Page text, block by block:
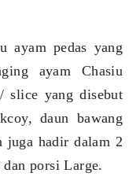
ayam pedas yang
ayam Chasiu
slice yang disebut
daun bawang
juga hadir dalam 2
porsi Large.